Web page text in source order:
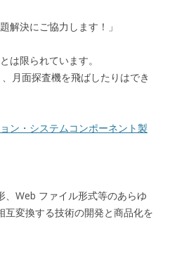
解決にご協力します！」
は限られています。
月面探査機を飛ばしたりはでき
ン・システムコンポーネント製
、Web ファイル形式等のあらゆ
互変換する技術の開発と商品化を